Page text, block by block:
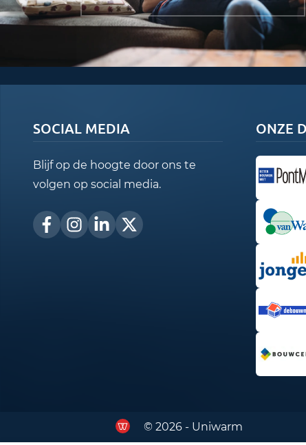
SOCIAL MEDIA
Blijf op de hoogte door ons te
volgen op social media.
ONZE
© 2026 - Uniwarm